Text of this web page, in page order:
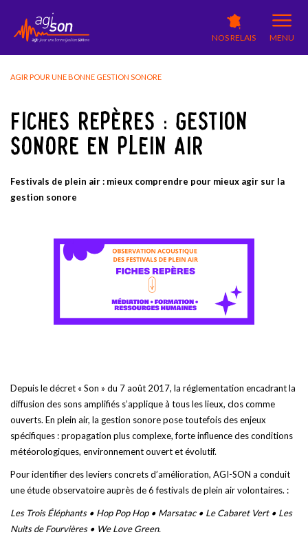
NOS RELAIS MENU
AGIR POUR UNE BONNE GESTION SONORE
FICHES REPÈRES : GESTION
SONORE EN PLEIN AIR
Festivals de plein air : mieux comprendre pour mieux agir sur la
gestion sonore
Depuis le décret « Son » du 7 août 2017, la réglementation encadrant la
diffusion des sons amplifiés s’applique à tous les lieux, clos comme
ouverts. En plein air, la gestion sonore pose toutefois des enjeux
spécifiques : propagation plus complexe, forte influence des conditions
météorologiques, environnement ouvert et évolutif.
Pour identifier des leviers concrets d’amélioration, AGI-SON a conduit
une étude observatoire auprès de 6 festivals de plein air volontaires. :
Les Trois Éléphants • Hop Pop Hop • Marsatac • Le Cabaret Vert • Les
Nuits de Fourvières • We Love Green.